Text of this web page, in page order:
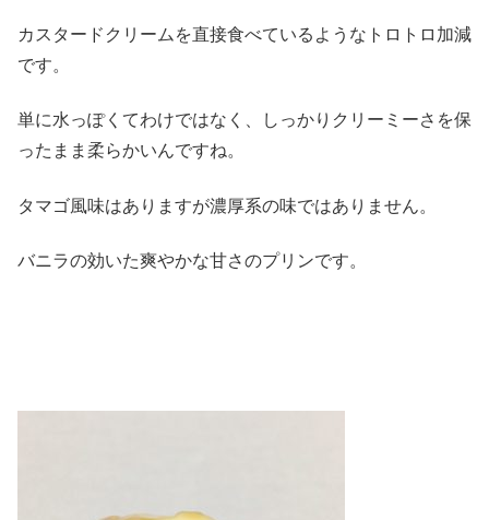
カスタードクリームを直接食べているようなトロトロ加減
です。
単に水っぽくてわけではなく、しっかりクリーミーさを保
ったまま柔らかいんですね。
タマゴ風味はありますが濃厚系の味ではありません。
バニラの効いた爽やかな甘さのプリンです。